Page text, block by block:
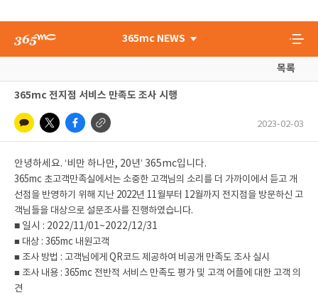
365mc NEWS
목록
365mc 전지점 서비스 만족도 조사 시행
2023-02-03
안녕하세요. ‘비만 하나만, 20년’ 365mc입니다.
365mc 초고객만족실에서는 소중한 고객님의 소리를 더 가까이에서 듣고 개
선점을 반영하기 위해 지난 2022년 11월부터 12월까지 전지점을 방문하신 고
객님들을 대상으로 설문조사를 진행하였습니다.
■ 일시 : 2022/11/01~2022/12/31
■ 대상 : 365mc 내원고객
■ 조사 방법 : 고객님에게 QR코드 제공하여 비공개 만족도 조사 실시
■ 조사 내용 : 365mc 전반적 서비스 만족도 평가 및 고객 어플에 대한 고객 의
견